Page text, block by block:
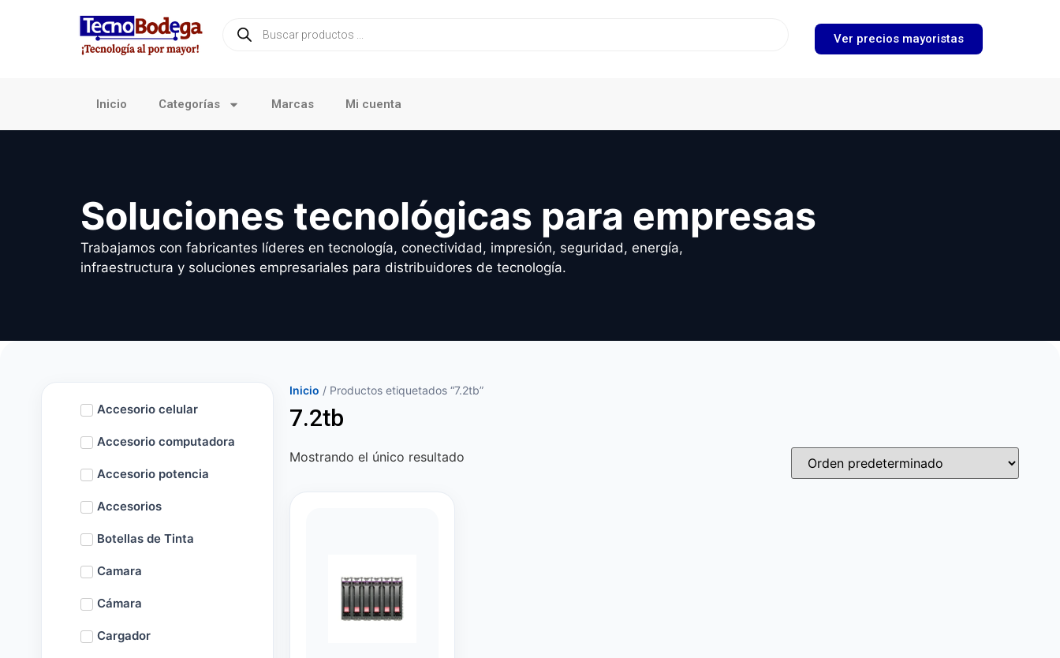
Ver precios mayoristas
Inicio Categorías Marcas Mi cuenta
Soluciones tecnológicas para empresas
Trabajamos con fabricantes líderes en tecnología, conectividad, impresión, seguridad, energía,
infraestructura y soluciones empresariales para distribuidores de tecnología.
Accesorio celular
Accesorio computadora
Accesorio potencia
Accesorios
Botellas de Tinta
Camara
Cámara
Cargador
Inicio / Productos etiquetados “7.2tb”
7.2tb
Mostrando el único resultado